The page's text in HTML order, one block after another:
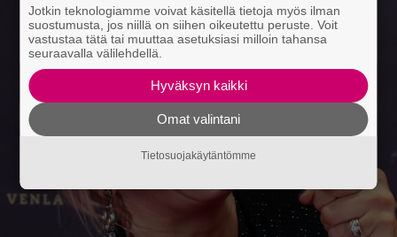
Jotkin teknologiamme voivat käsitellä tietoja myös ilman
suostumusta, jos niillä on siihen oikeutettu peruste. Voit
vastustaa tätä tai muuttaa asetuksiasi milloin tahansa
seuraavalla välilehdellä.
Hyväksyn kaikki
Omat valintani
Tietosuojakäytäntömme